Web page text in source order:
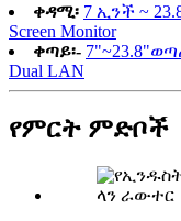
ቀዳሚ፡ 7 ኢንች ~
Screen Monitor
ቀጣይ፡-
Dual LAN
የምርት ምድቦች